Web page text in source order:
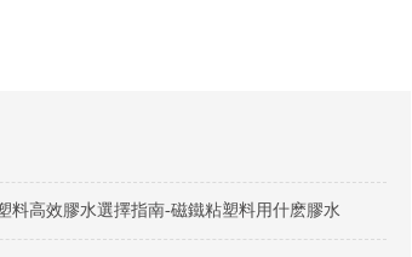
料高效膠水選擇指南-磁鐵粘塑料用什麽膠水